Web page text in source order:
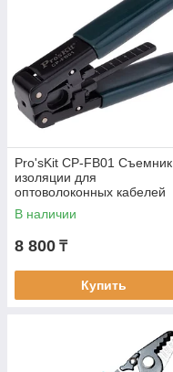
Pro'sKit CP-FB01 Съемник
изоляции для
оптоволоконных кабелей
В наличии
8 800 ₸
Купить